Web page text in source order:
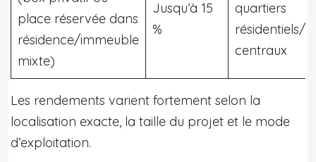
place réservée dans
résidence/immeuble
mixte)
Jusqu’à 15
%
quartiers
résidentiels/
centraux
Les rendements varient fortement selon la
localisation exacte, la taille du projet et le mode
d’exploitation.